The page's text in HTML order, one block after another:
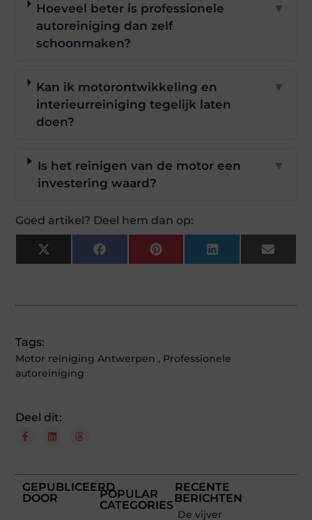
Hoeveel beter is professionele
autoreiniging dan zelf
schoonmaken?
▼
Kan ik motorontwikkeling en
interieurreiniging tegelijk laten
doen?
▼
Is het reinigen van de motor een
investering waard?
▼
Goed artikel? Deel hem dan op:
X
(Twitter)
FacebookPinterestLinkedInEmail
Tags:
Motor reiniging Antwerpen , Professionele
autoreiniging
Deel dit:
GEPUBLICEERD
DOOR
POPULAR
CATEGORIES
RECENTE
BERICHTEN
De vijver